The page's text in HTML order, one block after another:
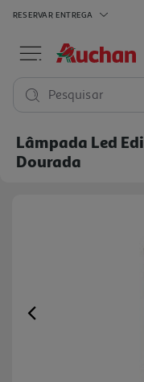
RESERVAR ENTREGA
Pesquisar
Lâmpada Led
Dourada
Previous